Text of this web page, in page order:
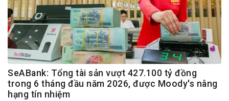
SeABank: Tổng tài sản vượt 427.100 tỷ đồng
trong 6 tháng đầu năm 2026, được Moody's nâng
hạng tín nhiệm